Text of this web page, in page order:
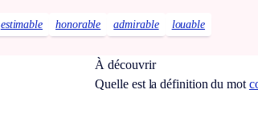
estimable honorable admirable louable
À découvrir
Quelle est la définition du mot